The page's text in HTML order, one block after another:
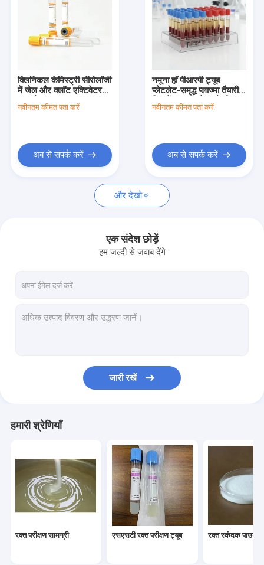
हमारे बारे में
फैक्टरी यात्रा
हमसे संपर्क करें
एसएसटी रक्त परीक्षण ट्यूब
उपभोग्य चिकित्सा सामग्री
क्लिनिकल केमिस्ट्री सीरोलॉजी
में जेल और क्लॉट एक्टिवेटर
नवीनतम कीमत पता करें
अब से संपर्क करें
नमूना हाँ पीआरपी ट्यूब
प्लेटलेट-समृद्ध प्लाज्मा तैयारी
जिसमें रक्त विश्लेषण के लिए
उपयुक्त एंटीकोआगुलेंट या
नवीनतम कीमत पता करें
अब से संपर्क करें
और देखो
एक संदेश छोड़ें
हम जल्दी से जवाब देंगे
जारी रखें
हमारी श्रेणियाँ
रक्त परीक्षण सामग्री एसएसटी रक्त परीक्षण ट्यूब रक्त स्कंदक पाउडर